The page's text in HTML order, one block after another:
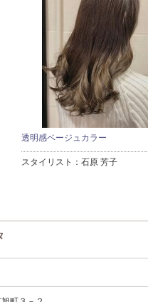
透明感ベージュカラー
スタイリスト： 石原 芳子